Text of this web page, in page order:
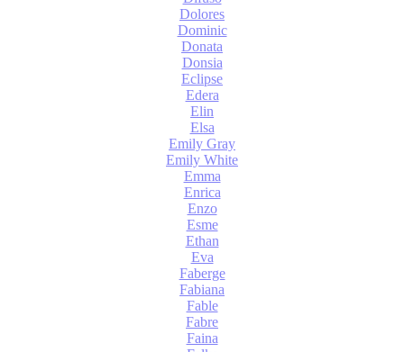
Dolores
Dominic
Donata
Donsia
Eclipse
Edera
Elin
Elsa
Emily Gray
Emily White
Emma
Enrica
Enzo
Esme
Ethan
Eva
Faberge
Fabiana
Fable
Fabre
Faina